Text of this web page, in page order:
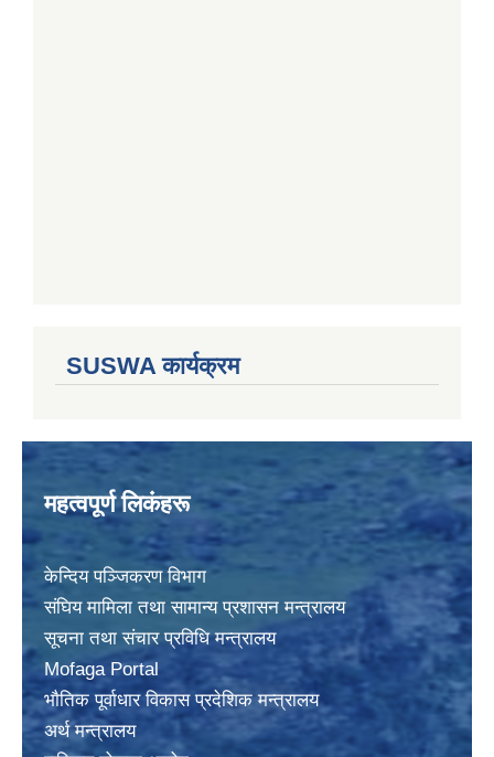
SUSWA कार्यक्रम
महत्वपूर्ण लिकंहरू
केन्दिय पञ्जिकरण विभाग
संघिय मामिला तथा सामान्य प्रशासन मन्त्रालय
सूचना तथा संचार प्रविधि मन्त्रालय
Mofaga Portal
भाैतिक पूर्वाधार विकास प्रदेशिक मन्त्रालय
अर्थ मन्त्रालय